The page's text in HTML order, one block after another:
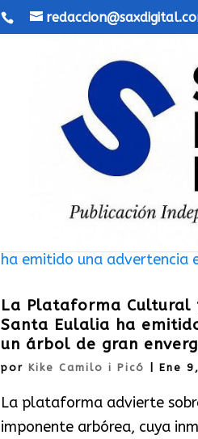
La Plataforma Cultural
Santa Eulalia ha
un árbol de gran
por Kike Camilo i Picó Ene
La plataforma advierte
imponente arbórea, cuya